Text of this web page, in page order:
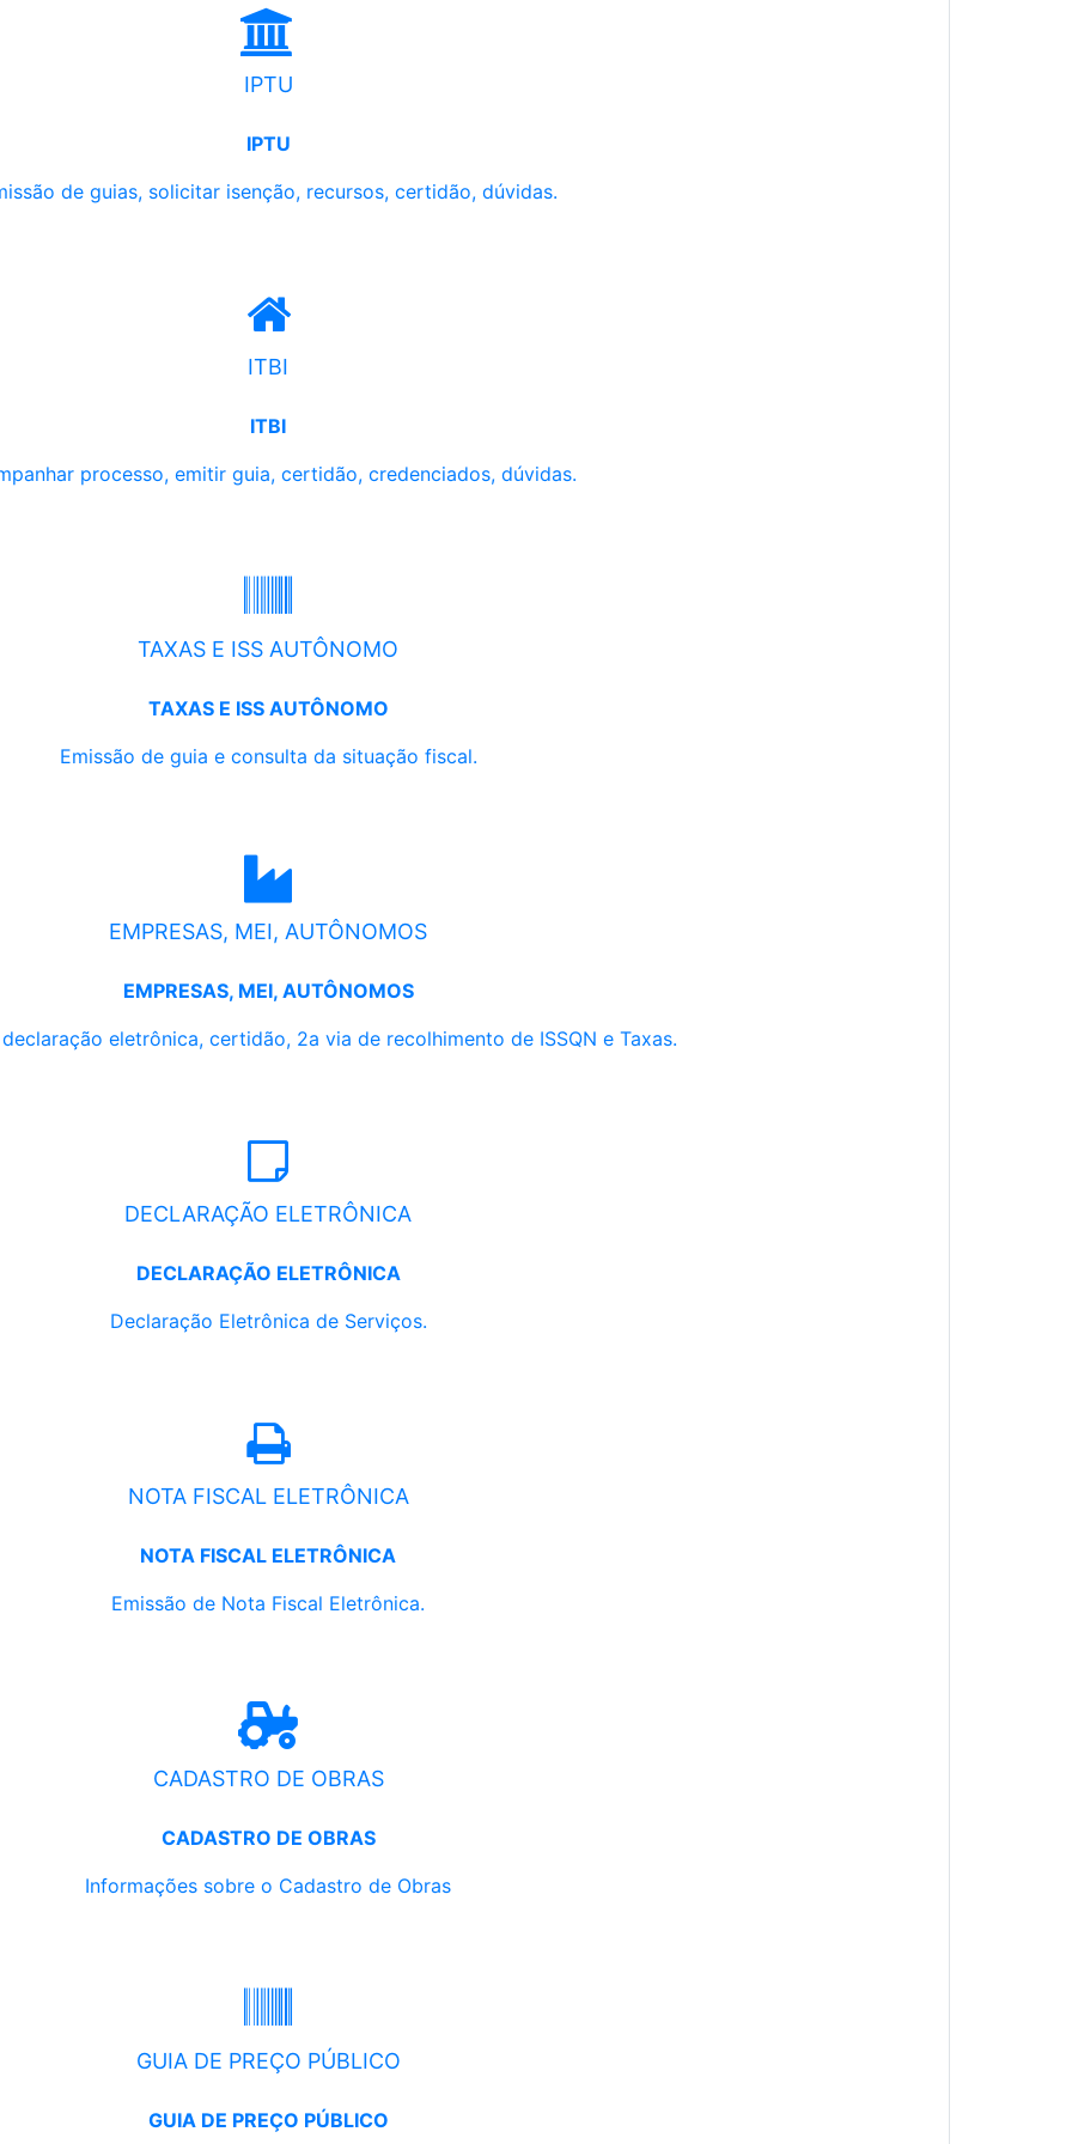
IPTU
IPTU
de guias, solicitar isenção, recursos, certidão, dúvidas.
ITBI
ITBI
processo, emitir guia, certidão, credenciados, dúvidas.
TAXAS E ISS AUTÔNOMO
TAXAS E ISS AUTÔNOMO
Emissão de guia e consulta da situação fiscal.
EMPRESAS, MEI, AUTÔNOMOS
EMPRESAS, MEI, AUTÔNOMOS
eletrônica, certidão, 2a via de recolhimento de ISSQN e Taxas.
DECLARAÇÃO ELETRÔNICA
DECLARAÇÃO ELETRÔNICA
Declaração Eletrônica de Serviços.
NOTA FISCAL ELETRÔNICA
NOTA FISCAL ELETRÔNICA
Emissão de Nota Fiscal Eletrônica.
CADASTRO DE OBRAS
CADASTRO DE OBRAS
Informações sobre o Cadastro de Obras
GUIA DE PREÇO PÚBLICO
GUIA DE PREÇO PÚBLICO